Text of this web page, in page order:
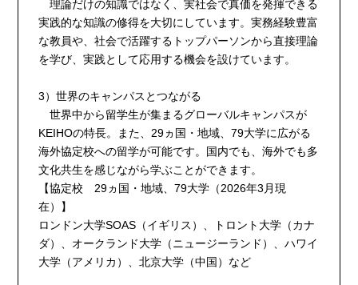
理論だけの知識ではなく、実社会で真価を発揮できる
実践的な知識の修得を大切にしています。実務経験豊富
な教員や、社会で活躍するトップパーソンから直接理論
を学び、実践として応用する機会を設けています。
3）世界のキャンパスとつながる
世界中から留学生が集まるグローバルキャンパスが
KEIHOの特長。また、29ヵ国・地域、79大学に広がる
海外協定校への留学が可能です。国内でも、海外でも多
文化共生を感じながら学ぶことができます。
【協定校 29ヵ国・地域、79大学（2026年3月現
在）】
ロンドン大学SOAS（イギリス）、トロント大学（カナ
ダ）、オークランド大学（ニュージーランド）、ハワイ
大学（アメリカ）、北京大学（中国）など